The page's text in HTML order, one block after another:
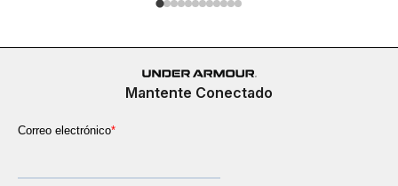
Mantente Conectado